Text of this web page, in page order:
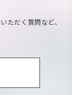
ただく質問など、